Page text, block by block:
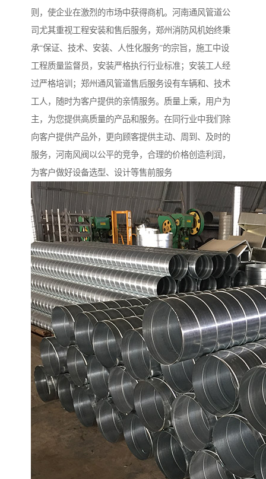
则，使企业在激烈的市场中获得商机。河南通风管道公
司尤其重视工程安装和售后服务，郑州消防风机始终秉
承“保证、技术、安装、人性化服务”的宗旨，施工中设
工程质量监督员，安装严格执行行业标准；安装工人经
过严格培训；郑州通风管道售后服务设有车辆和、技术
工人，随时为客户提供的亲情服务。质量上乘，用户为
主，为您提供高质量的产品和服务。在同行业中我们除
向客户提供产品外，更向顾客提供主动、周到、及时的
服务，河南风阀以公平的竞争，合理的价格创造利润，
为客户做好设备选型、设计等售前服务